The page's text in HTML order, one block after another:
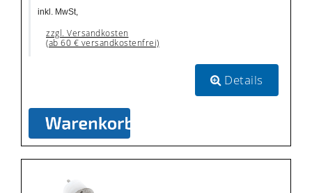
inkl. MwSt,
zzgl. Versandkosten
(ab 60 € versandkostenfrei)
Details